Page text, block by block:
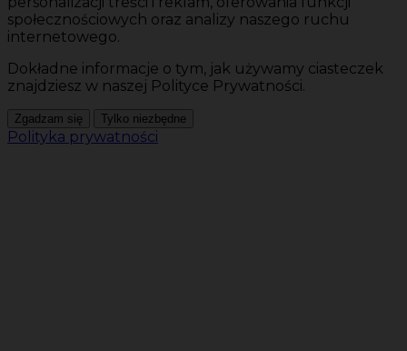
społecznościowych oraz analizy naszego ruchu
internetowego.
Dokładne informacje o tym, jak używamy ciasteczek
znajdziesz w naszej Polityce Prywatności.
Zgadzam się Tylko niezbędne
Polityka prywatności